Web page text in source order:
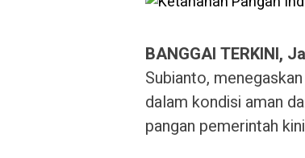
BANGGAI TERKINI,
Subianto,
dalam kondisi aman
pangan pemerintah